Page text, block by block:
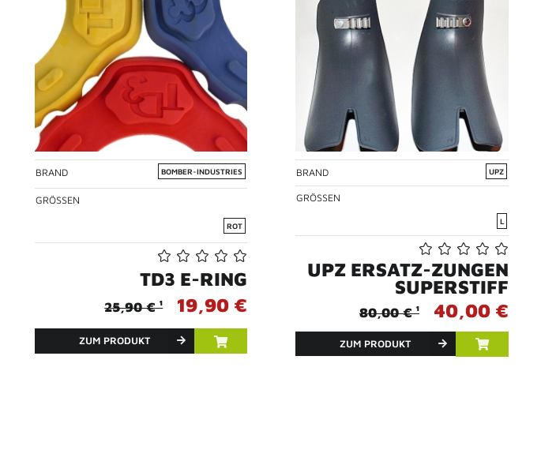
BRAND BOMBER-INDUSTRIES
GRÖSSEN
ROT
TD3 E-RING
25,90 € ¹ 19,90 €
ZUM PRODUKT
BRAND UPZ
GRÖSSEN
L
UPZ ERSATZ-ZUNGEN
SUPERSTIFF
80,00 € ¹ 40,00 €
ZUM PRODUKT